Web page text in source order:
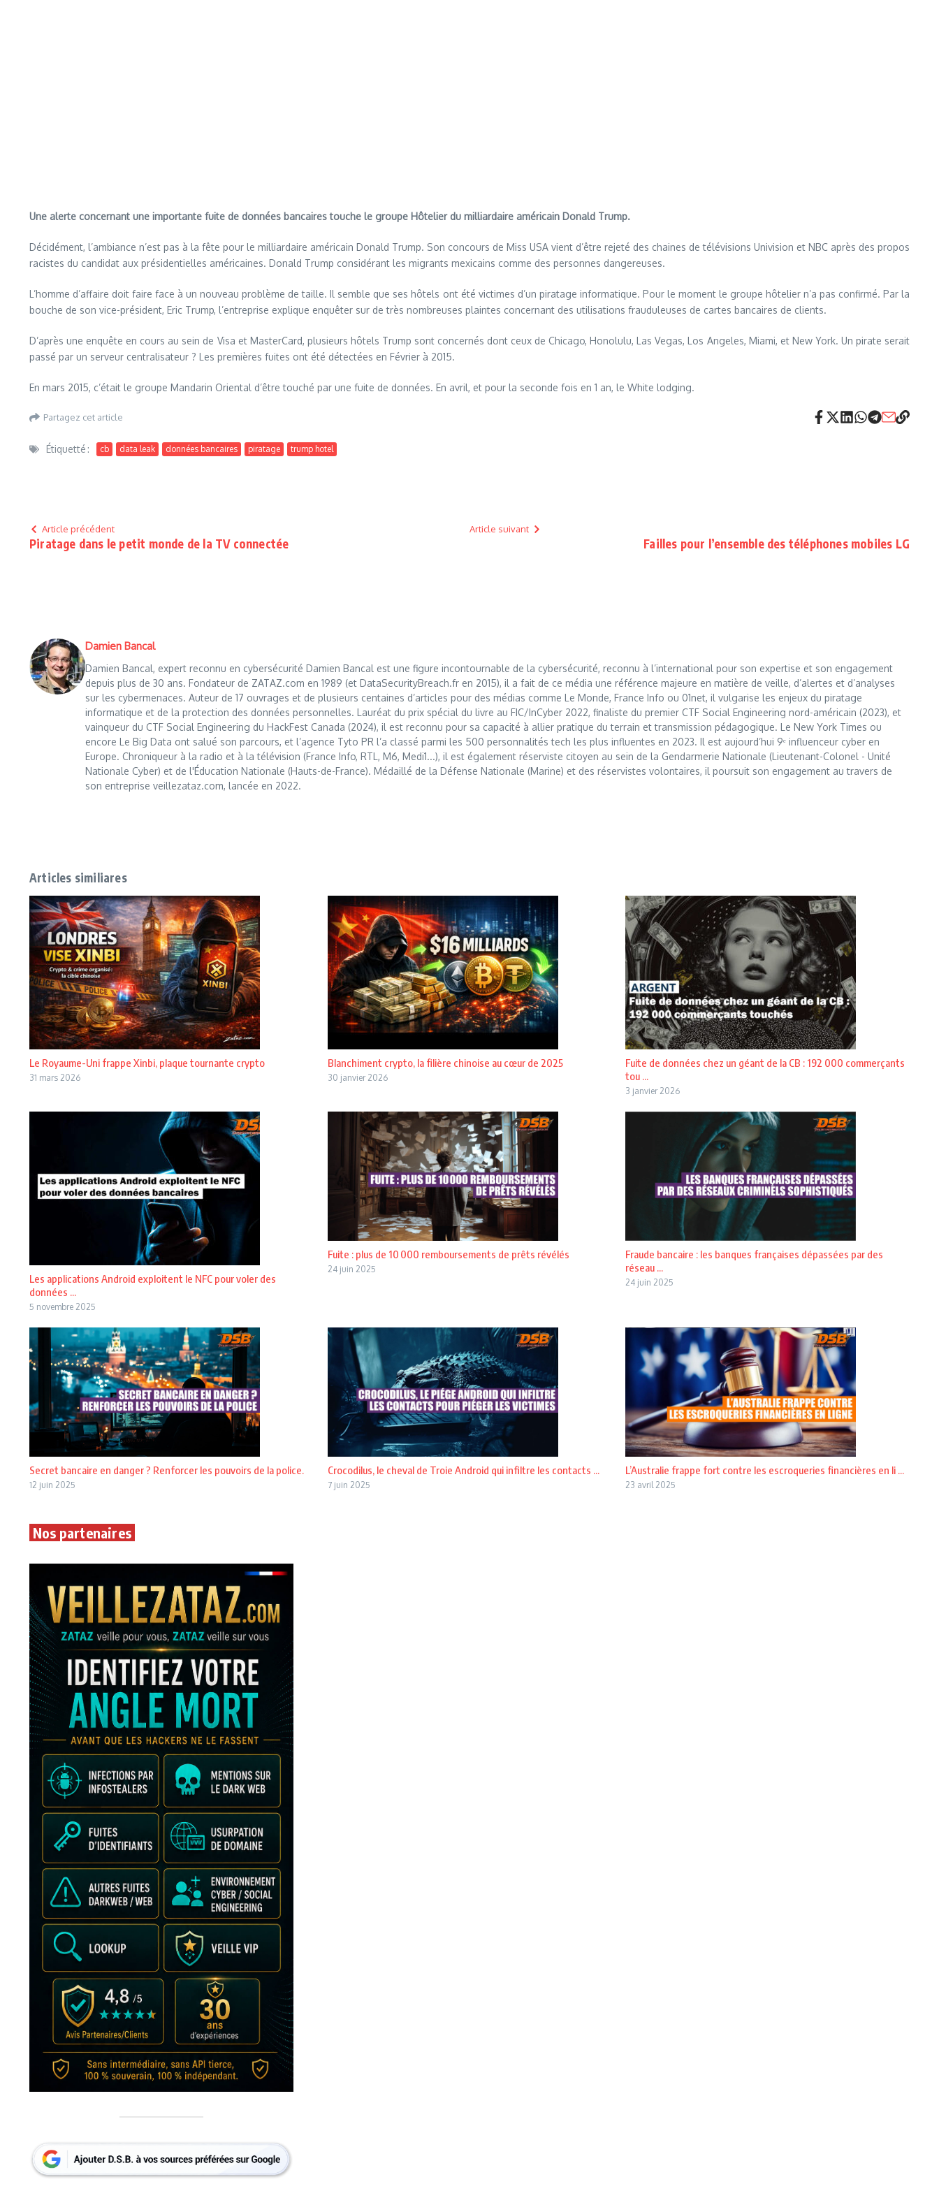
Une alerte concernant une importante fuite de données bancaires touche le groupe Hôtelier du milliardaire américain Donald Trump.
Décidément, l’ambiance n’est pas à la fête pour le milliardaire américain Donald Trump. Son concours de Miss USA vient d’être rejeté des chaines de télévisions Univision et NBC après des propos
racistes du candidat aux présidentielles américaines. Donald Trump considérant les migrants mexicains comme des personnes dangereuses.
L’homme d’affaire doit faire face à un nouveau problème de taille. Il semble que ses hôtels ont été victimes d’un piratage informatique. Pour le moment le groupe hôtelier n’a pas confirmé. Par la
bouche de son vice-président, Eric Trump, l’entreprise explique enquêter sur de très nombreuses plaintes concernant des utilisations frauduleuses de cartes bancaires de clients.
D’après une enquête en cours au sein de Visa et MasterCard, plusieurs hôtels Trump sont concernés dont ceux de Chicago, Honolulu, Las Vegas, Los Angeles, Miami, et New York. Un pirate serait
passé par un serveur centralisateur ? Les premières fuites ont été détectées en Février à 2015.
En mars 2015, c’était le groupe Mandarin Oriental d’être touché par une fuite de données. En avril, et pour la seconde fois en 1 an, le White lodging.
Partagez cet article
Étiquetté : cb data leak données bancaires piratage trump hotel
Article précédent
Piratage dans le petit monde de la TV connectée
Article suivant
Failles pour l’ensemble des téléphones mobiles LG
Damien Bancal
Damien Bancal, expert reconnu en cybersécurité Damien Bancal est une figure incontournable de la cybersécurité, reconnu à l’international pour son expertise et son engagement
depuis plus de 30 ans. Fondateur de ZATAZ.com en 1989 (et DataSecurityBreach.fr en 2015), il a fait de ce média une référence majeure en matière de veille, d’alertes et d’analyses
sur les cybermenaces. Auteur de 17 ouvrages et de plusieurs centaines d’articles pour des médias comme Le Monde, France Info ou 01net, il vulgarise les enjeux du piratage
informatique et de la protection des données personnelles. Lauréat du prix spécial du livre au FIC/InCyber 2022, finaliste du premier CTF Social Engineering nord-américain (2023), et
vainqueur du CTF Social Engineering du HackFest Canada (2024), il est reconnu pour sa capacité à allier pratique du terrain et transmission pédagogique. Le New York Times ou
encore Le Big Data ont salué son parcours, et l’agence Tyto PR l’a classé parmi les 500 personnalités tech les plus influentes en 2023. Il est aujourd’hui 9ᵉ influenceur cyber en
Europe. Chroniqueur à la radio et à la télévision (France Info, RTL, M6, Medi1...), il est également réserviste citoyen au sein de la Gendarmerie Nationale (Lieutenant-Colonel - Unité
Nationale Cyber) et de l'Éducation Nationale (Hauts-de-France). Médaillé de la Défense Nationale (Marine) et des réservistes volontaires, il poursuit son engagement au travers de
son entreprise veillezataz.com, lancée en 2022.
Articles similiares
Le Royaume-Uni frappe Xinbi, plaque tournante crypto
31 mars 2026
Blanchiment crypto, la filière chinoise au cœur de 2025
30 janvier 2026
Fuite de données chez un géant de la CB : 192 000 commerçants
tou ...
3 janvier 2026
Les applications Android exploitent le NFC pour voler des
données ...
5 novembre 2025
Fuite : plus de 10 000 remboursements de prêts révélés
24 juin 2025
Fraude bancaire : les banques françaises dépassées par des
réseau ...
24 juin 2025
Secret bancaire en danger ? Renforcer les pouvoirs de la police.
12 juin 2025
Crocodilus, le cheval de Troie Android qui infiltre les contacts ...
7 juin 2025
L’Australie frappe fort contre les escroqueries financières en li ...
23 avril 2025
Nos partenaires